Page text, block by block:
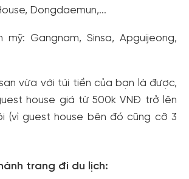
Dongdaemun,...
Gangnam, Sinsa, Apguijeong,
vừa với túi tiền của bạn là được,
house giá từ 500k VNĐ trở lên
(vì guest house bên đó cũng cỡ 3
trang đi du lịch: